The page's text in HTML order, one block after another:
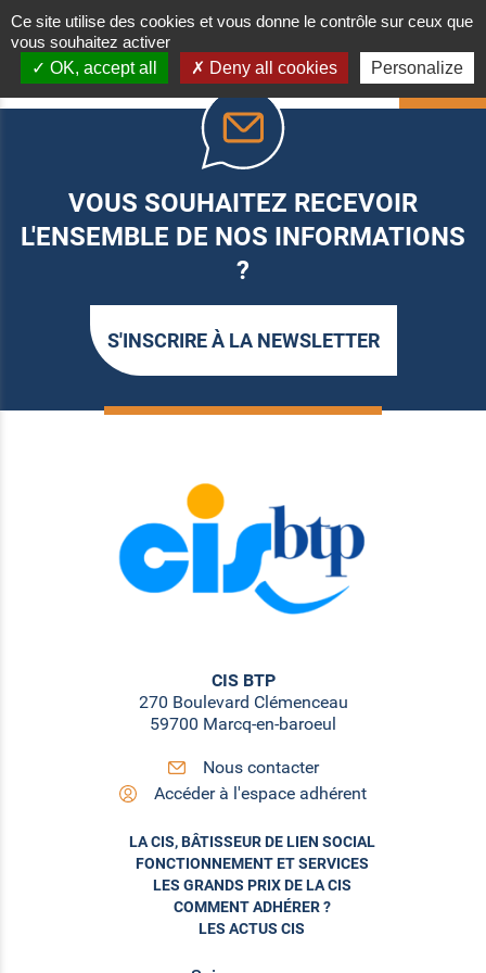
HAUT
VOUS SOUHAITEZ RECEVOIR
L'ENSEMBLE DE NOS INFORMATIONS
?
S'INSCRIRE À LA NEWSLETTER
CIS BTP
270 Boulevard Clémenceau
59700 Marcq-en-baroeul
Nous contacter
Accéder à l'espace adhérent
LA CIS, BÂTISSEUR DE LIEN SOCIAL
FONCTIONNEMENT ET SERVICES
LES GRANDS PRIX DE LA CIS
COMMENT ADHÉRER ?
LES ACTUS CIS
Ce site utilise des cookies et vous donne le contrôle sur ceux que
vous souhaitez activer
OK, accept all
Deny all cookies Personalize